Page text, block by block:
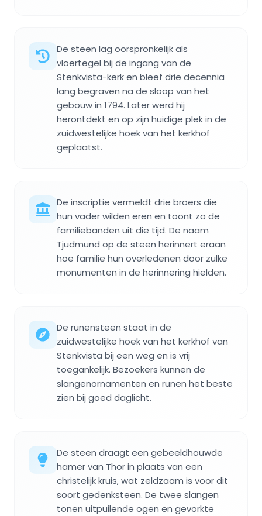
De steen lag oorspronkelijk als
vloertegel bij de ingang van de
Stenkvista-kerk en bleef drie decennia
lang begraven na de sloop van het
gebouw in 1794. Later werd hij
herontdekt en op zijn huidige plek in de
zuidwestelijke hoek van het kerkhof
geplaatst.
De inscriptie vermeldt drie broers die
hun vader wilden eren en toont zo de
familiebanden uit die tijd. De naam
Tjudmund op de steen herinnert eraan
hoe familie hun overledenen door zulke
monumenten in de herinnering hielden.
De runensteen staat in de
zuidwestelijke hoek van het kerkhof van
Stenkvista bij een weg en is vrij
toegankelijk. Bezoekers kunnen de
slangenornamenten en runen het beste
zien bij goed daglicht.
De steen draagt een gebeeldhouwde
hamer van Thor in plaats van een
christelijk kruis, wat zeldzaam is voor dit
soort gedenksteen. De twee slangen
tonen uitpuilende ogen en gevorkte